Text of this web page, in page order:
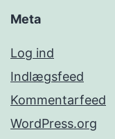
Meta
Log ind
Indlægsfeed
Kommentarfeed
WordPress.org